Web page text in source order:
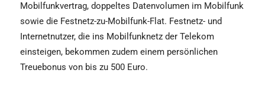
Mobilfunkvertrag, doppeltes Datenvolumen im Mobilfunk
sowie die Festnetz-zu-Mobilfunk-Flat. Festnetz- und
Internetnutzer, die ins Mobilfunknetz der Telekom
einsteigen, bekommen zudem einem persönlichen
Treuebonus von bis zu 500 Euro.